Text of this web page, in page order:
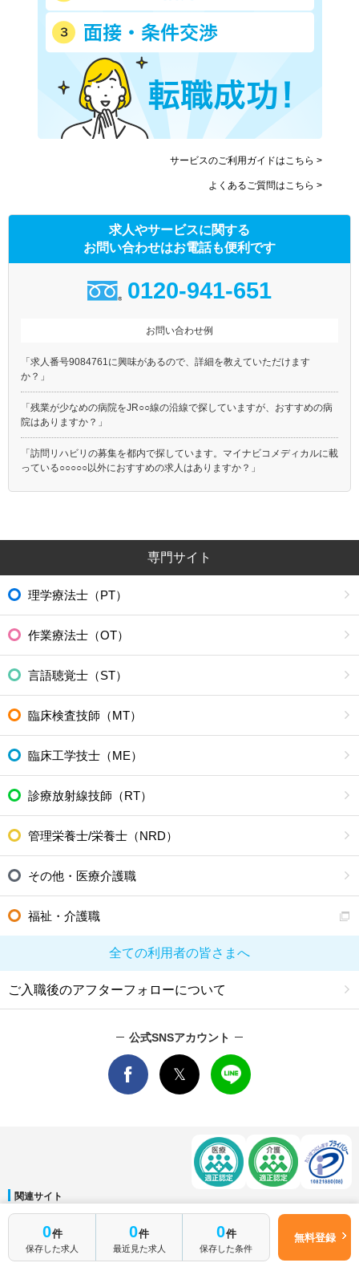
0件
保存した求人
0件
最近見た求人
0件
保存した条件
無料登録
サービスのご利用ガイドはこちら >
よくあるご質問はこちら >
求人やサービスに関する
お問い合わせはお電話も便利です
0120-941-651
お問い合わせ例
「求人番号9084761に興味があるので、詳細を教えていただけます
か？」
「残業が少なめの病院をJR○○線の沿線で探していますが、おすすめの病
院はありますか？」
「訪問リハビリの募集を都内で探しています。マイナビコメディカルに載
っている○○○○○以外におすすめの求人はありますか？」
専門サイト
理学療法士（PT）
作業療法士（OT）
言語聴覚士（ST）
臨床検査技師（MT）
臨床工学技士（ME）
診療放射線技師（RT）
管理栄養士/栄養士（NRD）
その他・医療介護職
福祉・介護職
全ての利用者の皆さまへ
ご入職後のアフターフォローについて
公式SNSアカウント
関連サイト
マイナビDOCTOR│マイナビ看護師│マイナビ薬剤師│マイナビ保育士
運営会社
会社概要│ ご利用規約 個人情報保護方針 サイトマップ│お問い合わせ